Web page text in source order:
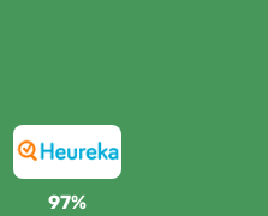
97%